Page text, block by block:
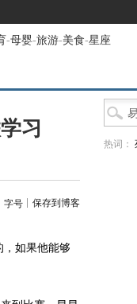
-母婴-旅游-美食-星座
习
字号 保存到博客
如果他能够
热词：